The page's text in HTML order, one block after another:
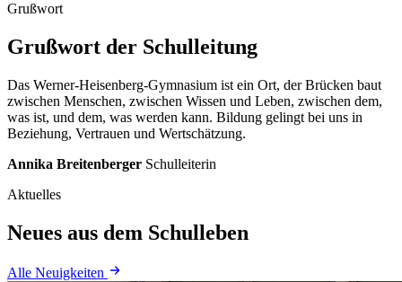
Grußwort
Grußwort der Schulleitung
Das Werner-Heisenberg-Gymnasium ist ein Ort, der Brücken baut
zwischen Menschen, zwischen Wissen und Leben, zwischen dem,
was ist, und dem, was werden kann. Bildung gelingt bei uns in
Beziehung, Vertrauen und Wertschätzung.
Annika Breitenberger Schulleiterin
Aktuelles
Neues aus dem Schulleben
Alle Neuigkeiten